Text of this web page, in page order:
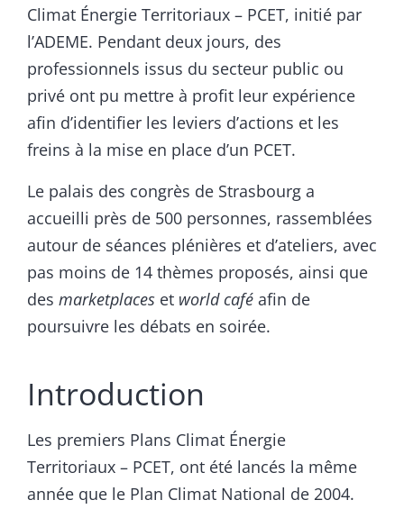
Climat Énergie Territoriaux – PCET, initié par
l’ADEME. Pendant deux jours, des
professionnels issus du secteur public ou
privé ont pu mettre à profit leur expérience
afin d’identifier les leviers d’actions et les
freins à la mise en place d’un PCET.
Le palais des congrès de Strasbourg a
accueilli près de 500 personnes, rassemblées
autour de séances plénières et d’ateliers, avec
pas moins de 14 thèmes proposés, ainsi que
des marketplaces et world café afin de
poursuivre les débats en soirée.
Introduction
Les premiers Plans Climat Énergie
Territoriaux – PCET, ont été lancés la même
année que le Plan Climat National de 2004.